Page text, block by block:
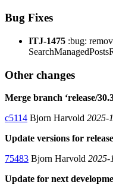
Bug Fixes
ITJ-1475 :bug:
Other changes
Merge branch ‘release/
c5114 Bjorn Harvold 2025-
Update versions for release
75483 Bjorn Harvold 2025-
Update for next